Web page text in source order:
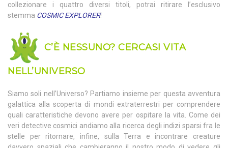
collezionare i quattro diversi titoli, potrai ritirare l’esclusivo
stemma COSMIC EXPLORER!
C’È NESSUNO? CERCASI VITA
NELL’UNIVERSO
Siamo soli nell’Universo? Partiamo insieme per questa avventura
galattica alla scoperta di mondi extraterrestri per comprendere
quali caratteristiche devono avere per ospitare la vita. Come dei
veri detective cosmici andiamo alla ricerca degli indizi sparsi fra le
stelle per ritornare, infine, sulla Terra e incontrare creature